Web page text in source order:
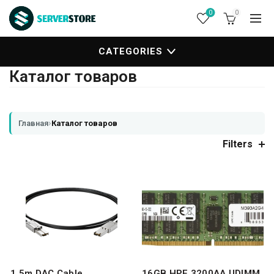
0 0
CATEGORIES
Каталог товаров
Главная›Каталог товаров
Filters